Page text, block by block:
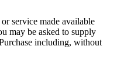
service made available
may be asked to supply
including, without